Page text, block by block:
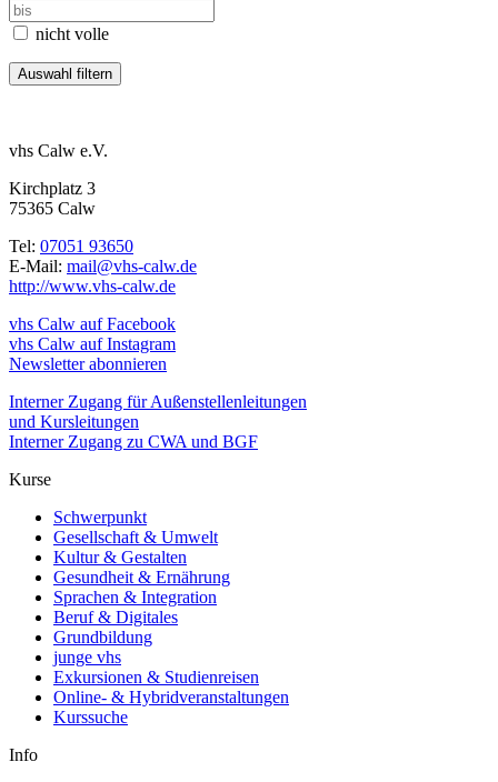
nicht volle
vhs Calw e.V.
Kirchplatz 3
75365 Calw
Tel: 07051 93650
E-Mail: mail@vhs-calw.de
http://www.vhs-calw.de
vhs Calw auf Facebook
vhs Calw auf Instagram
Newsletter abonnieren
Interner Zugang für Außenstellenleitungen
und Kursleitungen
Interner Zugang zu CWA und BGF
Kurse
Schwerpunkt
Gesellschaft & Umwelt
Kultur & Gestalten
Gesundheit & Ernährung
Sprachen & Integration
Beruf & Digitales
Grundbildung
junge vhs
Exkursionen & Studienreisen
Online- & Hybridveranstaltungen
Kurssuche
Info